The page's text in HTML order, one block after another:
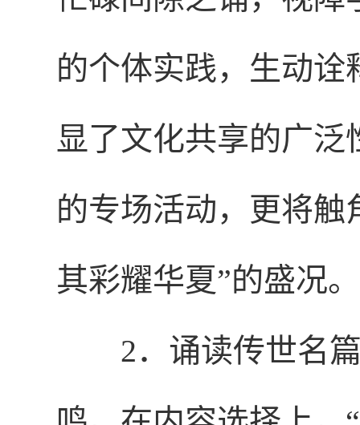
的个体实践，生动诠
显了文化共享的广泛
的专场活动，更将触
其彩耀华夏”的盛况。
2．诵读传世名